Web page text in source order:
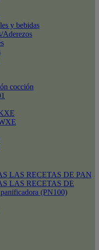
y bebidas
Aderezos
cocción
LAS RECETAS DE PAN
LAS RECETAS DE
(PN100)